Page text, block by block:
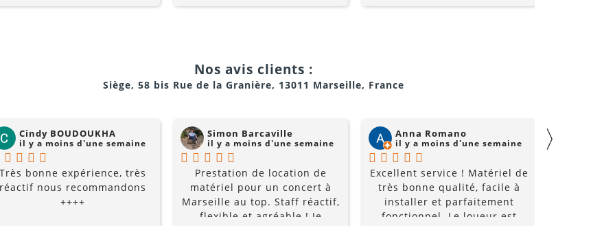
multiples, et les prix sont très
chercher ailleurs? Je
recommande fortement !!!
de la récupération. Équipe
recommande sans hésiter et
Nos avis clients :
Siège, 58 bis Rue de la Granière, 13011 Marseille, France
Cindy BOUDOUKHA
il y a moins d'une semaine
Très bonne expérience, très
réactif nous recommandons
++++
Simon Barcaville
il y a moins d'une semaine
Prestation de location de
matériel pour un concert à
Marseille au top. Staff réactif,
flexible et agréable ! Je
Anna Romano
il y a moins d'une semaine
Excellent service ! Matériel de
très bonne qualité, facile à
installer et parfaitement
fonctionnel. Le loueur est
〉